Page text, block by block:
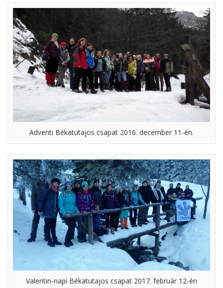
Adventi Békatutajos csapat 2016. december 11-én.
Valentin-napi Békatutajos csapat 2017. február 12-én